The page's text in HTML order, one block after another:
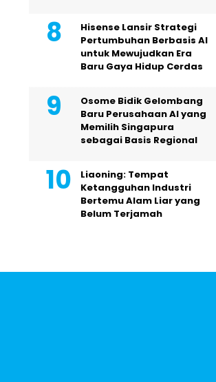
Hisense Lansir Strategi
Pertumbuhan Berbasis AI
untuk Mewujudkan Era
Baru Gaya Hidup Cerdas
Osome Bidik Gelombang
Baru Perusahaan AI yang
Memilih Singapura
sebagai Basis Regional
Liaoning: Tempat
Ketangguhan Industri
Bertemu Alam Liar yang
Belum Terjamah